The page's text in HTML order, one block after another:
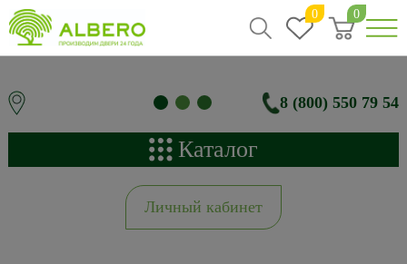
0 0
8 (800) 550 79 54
Каталог
Личный кабинет